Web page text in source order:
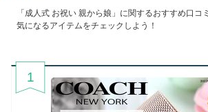
「 成人式 お祝い 親から娘 」に関するおすすめ口コミ
気になるアイテムをチェックしよう！
1